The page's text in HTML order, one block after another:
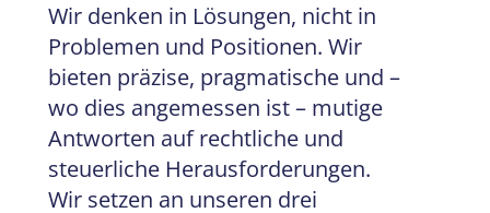
Wir denken in Lösungen, nicht in
Problemen und Positionen. Wir
bieten präzise, pragmatische und –
wo dies angemessen ist – mutige
Antworten auf rechtliche und
steuerliche Herausforderungen.
Wir setzen an unseren drei